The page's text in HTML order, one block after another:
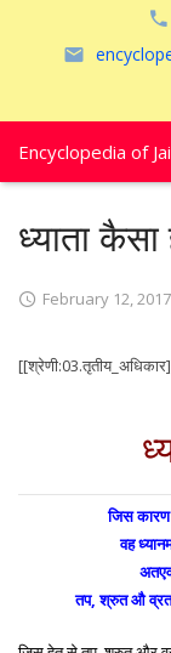
Encyclopedia of
अयोध्या
ध्याता कैसा
February 12, 2017
जिस
वह
तप, श्रुत औ व्रत